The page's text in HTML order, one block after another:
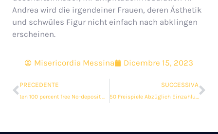
Andrea wird die irgendeiner Frauen, deren Ästhetik
und schwüles Figur nicht einfach nach abklingen
erscheinen.
Misericordia Messina Dicembre 15, 2023
PRECEDENTE
ten 100 percent free No-deposit Gambling enterprise United kingdom Bonuses Inside the November 2023
SUCCESSIVA
50 Freispiele Abzüglich Einzahlung Im Den neuesten Katsubet Casino + 3 Einzahlungsboni!